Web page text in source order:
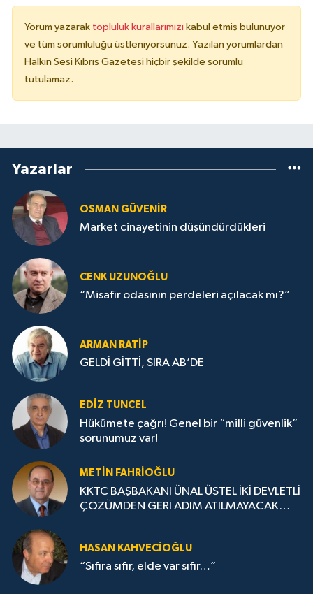
Yorum yazarak topluluk kurallarımızı kabul etmiş bulunuyor
ve tüm sorumluluğu üstleniyorsunuz. Yazılan yorumlardan
Halkın Sesi Kıbrıs Gazetesi hiçbir şekilde sorumlu
tutulamaz.
Yazarlar
OSMAN GÜVENİR
Market cinayetinin düşündürdükleri
CENK UZUNOĞLU
“Misafir odasının perdeleri açılacak mı?”
ARMAN RATİP
GELDİ GİTTİ, SIRA AB’DE
EDIZ TUNCEL
Hükümete çağrı! Genel bir “milli güvenlik”
sorunumuz var!
METIN FAHRİOĞLU
KKTC BAŞBAKANI ÜNAL ÜSTEL İKİ DEVLETLİ
ÇÖZÜMDEN GERİ ADIM ATILMAYACAK
HASAN KAHVECİOĞLU
“Sıfıra sıfır, elde var sıfır…”